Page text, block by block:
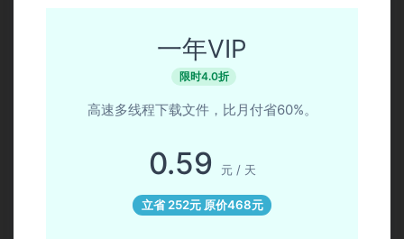
一年VIP
限时4.0折
高速多线程下载文件，比月付省60%。
0.59 元 / 天
立省 252元 原价468元